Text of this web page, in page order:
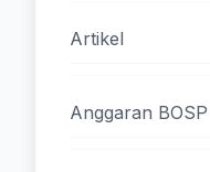
Artikel
Anggaran BOSP